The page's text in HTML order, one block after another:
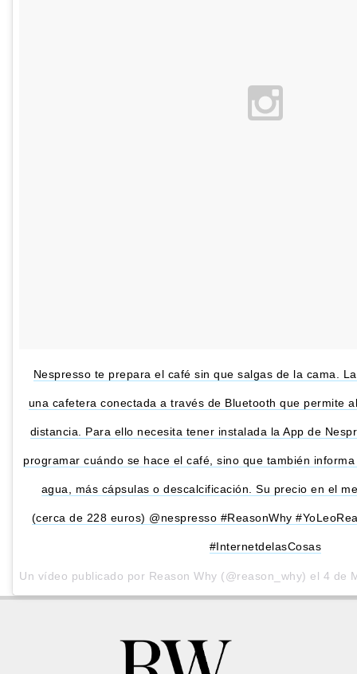
Nespresso te prepara el café sin que salgas de la cama.
una cafetera conectada a través de Bluetooth que permite
distancia. Para ello necesita tener instalada la App de
programar cuándo se hace el café, sino que también
agua, más cápsulas o descalcificación. Su precio en el
(cerca de 228 euros) @nespresso #ReasonWhy
#InternetdelasCosas
Un vídeo publicado por Reason Why (@reason_why) el 4 de